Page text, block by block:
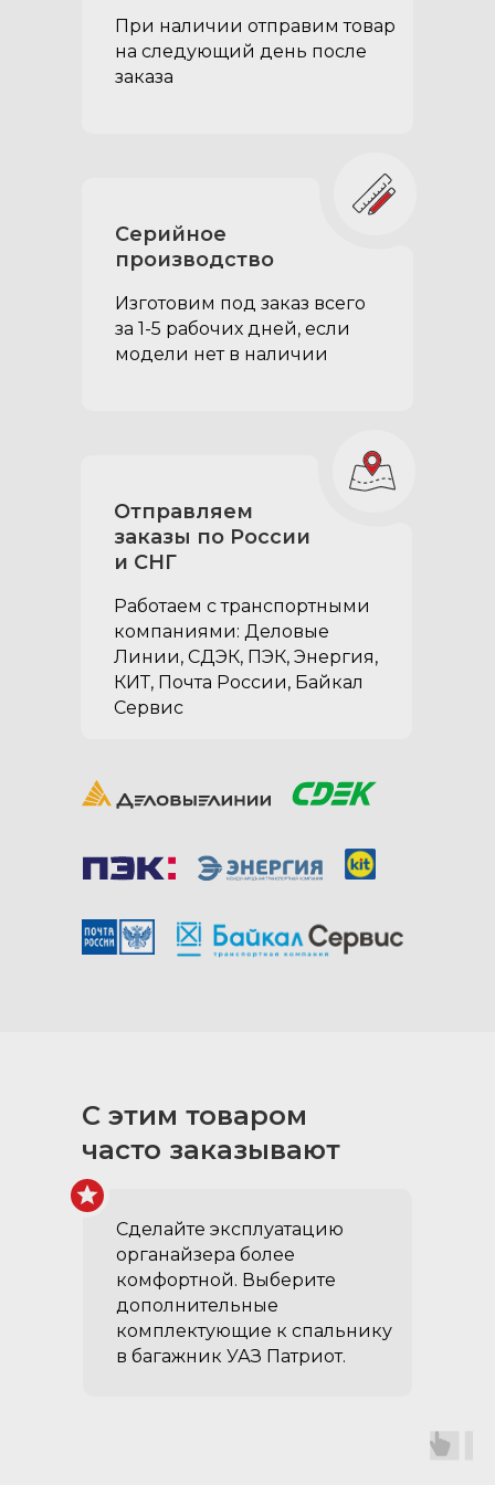
частей):
Коврики в ниши
органайзера (комплект
из 3 частей):
обеспечивает доступ к
два коврика располагаются
открывающемуся элементу
липучками – легко снять и
помогают держать в чистоте
создан для перекуса в
дороге
оснащен защелкой для
фиксации
ламинированная фанера
Отправляем
заказы по России
и СНГ
Серийное
производство
При наличии отправим товар
на следующий день после
заказа
Работаем с транспортными
компаниями: Деловые
Линии, СДЭК, ПЭК, Энергия,
КИТ, Почта России, Байкал
Сервис
Изготовим под заказ всего
за 1-5 рабочих дней, если
модели нет в наличии
доставки в ваш
регион
С этим товаром
часто заказывают
Сделайте эксплуатацию
органайзера более
комфортной. Выберите
дополнительные
комплектующие к спальнику
в багажник УАЗ Патриот.